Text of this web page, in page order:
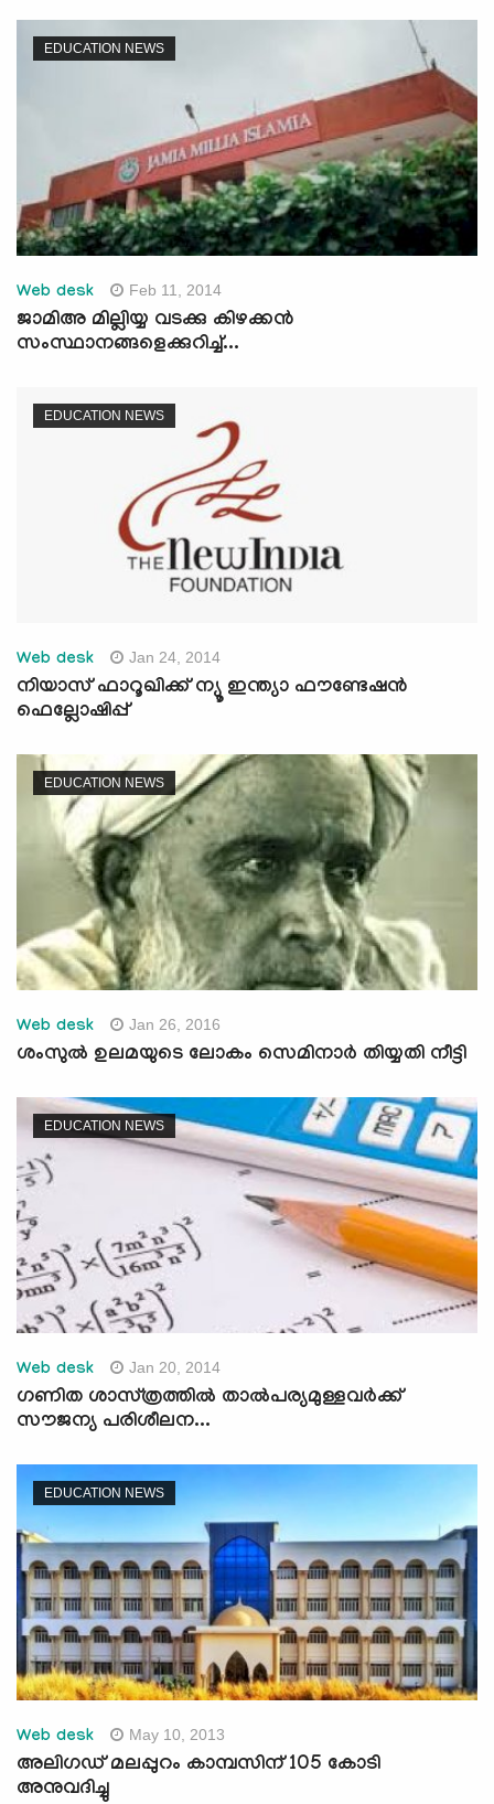
EDUCATION NEWS
Web desk Feb 11, 2014
ജാമിഅ മില്ലിയ്യ വടക്കു കിഴക്കന്‍
സംസ്ഥാനങ്ങളെക്കുറിച്ച്...
EDUCATION NEWS
Web desk Jan 24, 2014
നിയാസ്‌ ഫാറൂഖിക്ക്‌ ന്യൂ ഇന്ത്യാ ഫൗണ്ടേഷന്‍
ഫെല്ലോഷിപ്പ്‌
EDUCATION NEWS
Web desk Jan 26, 2016
ശംസുല്‍ ഉലമയുടെ ലോകം സെമിനാര്‍ തിയ്യതി നീട്ടി
EDUCATION NEWS
Web desk Jan 20, 2014
ഗണിത ശാസ്‌ത്രത്തില്‍ താല്‍പര്യമുള്ളവര്‍ക്ക്‌
സൗജന്യ പരിശീലന...
EDUCATION NEWS
Web desk May 10, 2013
അലിഗഡ് മലപ്പുറം കാമ്പസിന് 105 കോടി
അനുവദിച്ചു